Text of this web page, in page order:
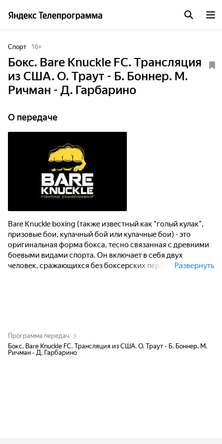
Спорт 16+
Бокс. Bare Knuckle FC. Трансляция
из США. О. Траут - Б. Боннер. М.
Ричман - Д. Гарбарино
О передаче
Bare Knuckle boxing (также известный как "голый кулак",
призовые бои, кулачный бой или кулачные бои) - это
оригинальная форма бокса, тесно связанная с древними
боевыми видами спорта. Он включает в себя двух
человек, сражающихся без боксерских перчаток илиРазвернуть
Программа передач
Бокс. Bare Knuckle FC. Трансляция из США. О. Траут - Б. Боннер. М.
Ричман - Д. Гарбарино